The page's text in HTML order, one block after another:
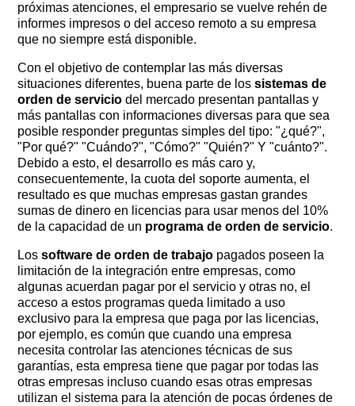
próximas atenciones, el empresario se vuelve rehén de
informes impresos o del acceso remoto a su empresa
que no siempre está disponible.
Con el objetivo de contemplar las más diversas
situaciones diferentes, buena parte de lossistemas de
orden de servicio del mercado presentan pantallas y
más pantallas con informaciones diversas para que sea
posible responder preguntas simples del tipo: "¿qué?", ​​
"Por qué?" "Cuándo?", "Cómo?" "Quién?" Y "cuánto?".
Debido a esto, el desarrollo es más caro y,
consecuentemente, la cuota del soporte aumenta, el
resultado es que muchas empresas gastan grandes
sumas de dinero en licencias para usar menos del 10%
de la capacidad de un programa de orden de servicio.
Lossoftware de orden de trabajo pagados poseen la
limitación de la integración entre empresas, como
algunas acuerdan pagar por el servicio y otras no, el
acceso a estos programas queda limitado a uso
exclusivo para la empresa que paga por las licencias,
por ejemplo, es común que cuando una empresa
necesita controlar las atenciones técnicas de sus
garantías, esta empresa tiene que pagar por todas las
otras empresas incluso cuando esas otras empresas
utilizan el sistema para la atención de pocas órdenes de